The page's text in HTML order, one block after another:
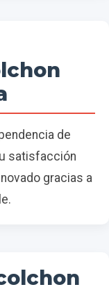
de
satisfacción
gracias a